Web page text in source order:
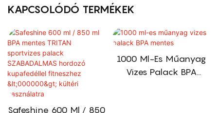
KAPCSOLÓDÓ TERMÉKEK
Safeshine 600 Ml / 850
1000 Ml-Es Műanyag
Vizes Palack BPA